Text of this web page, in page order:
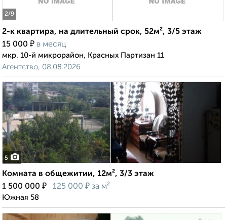
2/9
2-к квартира, на длительный срок, 52м², 3/5 этаж
15 000 ₽ в месяц
мкр. 10-й микрорайон, Красных Партизан 11
Агентство, 08.08.2026
5
Комната в общежитии, 12м², 3/3 этаж
1 500 000 ₽ 125 000 ₽ за м²
Южная 58